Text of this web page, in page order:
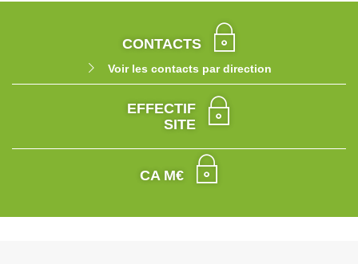
CONTACTS
Voir les contacts par direction
EFFECTIF
SITE
CA M€